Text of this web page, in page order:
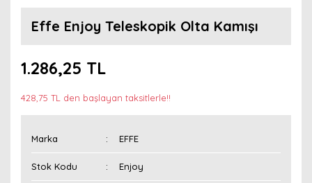
Effe Enjoy Teleskopik Olta Kamışı
1.286,25 TL
428,75 TL den başlayan taksitlerle!!
Marka EFFE
Stok Kodu Enjoy